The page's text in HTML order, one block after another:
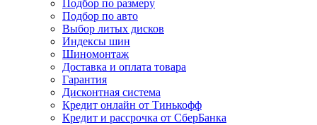
Подбор по размеру
Подбор по авто
Выбор литых дисков
Индексы шин
Шиномонтаж
Доставка и оплата товара
Гарантия
Дисконтная система
Кредит онлайн от Тинькофф
Кредит и рассрочка от СберБанка